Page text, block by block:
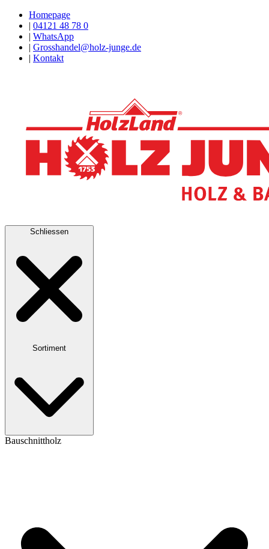
Homepage
| 04121 48 78 0
| WhatsApp
| Grosshandel@holz-junge.de
| Kontakt
Schliessen
Sortiment
Bauschnittholz